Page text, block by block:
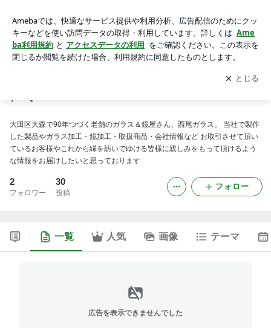
アプリをダウンロードして ブログの更新通知
を受け取りまし
ょう。
開く
大田区大森で90年つづく老舗のガラス＆鏡屋さん、西尾ガラス。 当社で製作
した製品やガラス加工・鏡加工・取扱商品・会社情報など お取引させて頂い
ているお客様やこれから縁を紡いでゆける皆様に親しみをもって頂けるよう
な情報をお届けしたいと思っております
2
フォロワー
30
投稿
フォロー
一覧 人気 画像 テーマ
広告を表示できませんでした